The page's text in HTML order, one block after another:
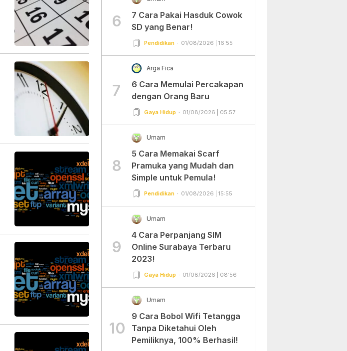
6
7 Cara Pakai Hasduk Cowok
SD yang Benar!
Pendidikan 01/08/2026 | 16:55
7
Arga Fica
6 Cara Memulai Percakapan
dengan Orang Baru
Gaya Hidup 01/08/2026 | 05:57
8
Umam
5 Cara Memakai Scarf
Pramuka yang Mudah dan
Simple untuk Pemula!
Pendidikan 01/08/2026 | 15:55
9
Umam
4 Cara Perpanjang SIM
Online Surabaya Terbaru
2023!
Gaya Hidup 01/08/2026 | 08:56
10
Umam
9 Cara Bobol Wifi Tetangga
Tanpa Diketahui Oleh
Pemiliknya, 100% Berhasil!